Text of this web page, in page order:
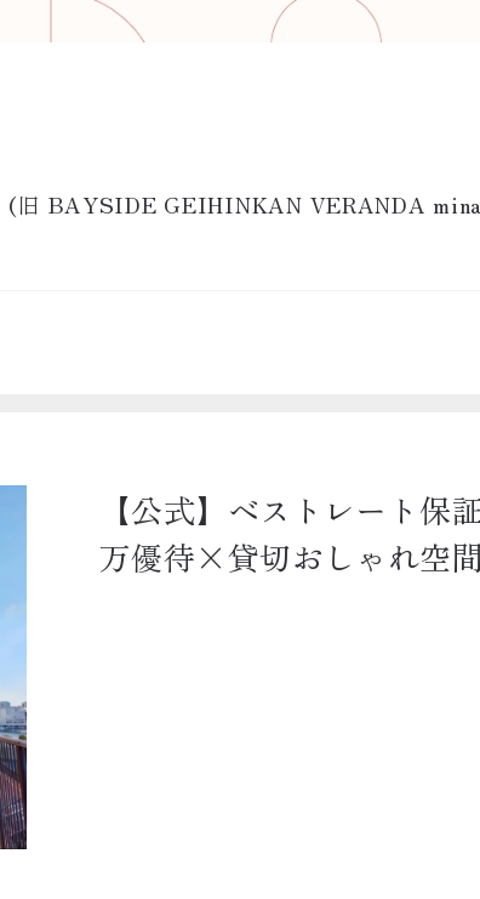
(旧 BAYSIDE GEIHINKAN VERANDA
【公式】ベストレート保
万優待×貸切おしゃれ空